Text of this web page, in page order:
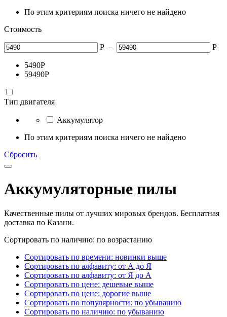
По этим критериям поиска ничего не найдено
Стоимость
Р – Р
5490Р
59490Р
Тип двигателя
Аккумулятор
По этим критериям поиска ничего не найдено
Сбросить
Аккумуляторные пилы
Качественные пилы от лучших мировых брендов. Бесплатная
доставка по Казани.
Сортировать по наличию: по возрастанию
Сортировать по времени: новинки выше
Сортировать по алфавиту: от А до Я
Сортировать по алфавиту: от Я до А
Сортировать по цене: дешевые выше
Сортировать по цене: дорогие выше
Сортировать по популярности: по убыванию
Сортировать по наличию: по убыванию